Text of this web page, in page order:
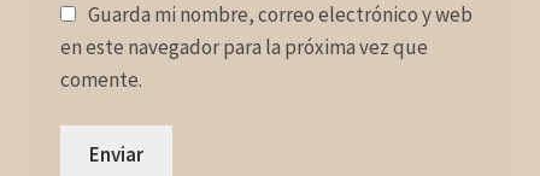
Guarda mi nombre, correo electrónico y web
en este navegador para la próxima vez que
comente.